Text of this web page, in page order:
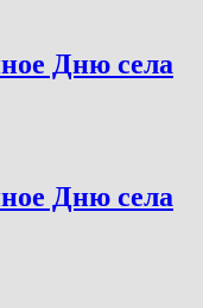
Дню села
Дню села